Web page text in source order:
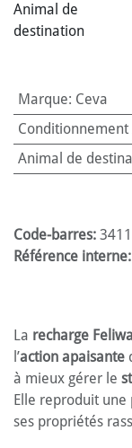
Animal de
destination
Marque: Ceva
Conditionnement
Animal de
Code-barres:
Référence interne:
La recharge
l’action apaisante
à mieux gérer le
Elle reproduit
ses propriétés